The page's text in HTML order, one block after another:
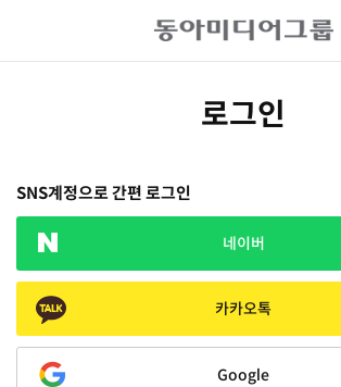
로그인
SNS계정으로 간편 로그인
네이버
카카오톡
Google